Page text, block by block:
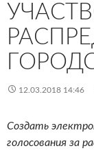
12.03.2018 14:46
Создать
голосования за